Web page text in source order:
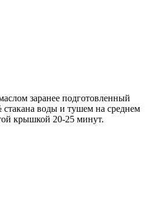
заранее подготовленный
стакана воды и тушем на среднем
крышкой 20-25 минут.